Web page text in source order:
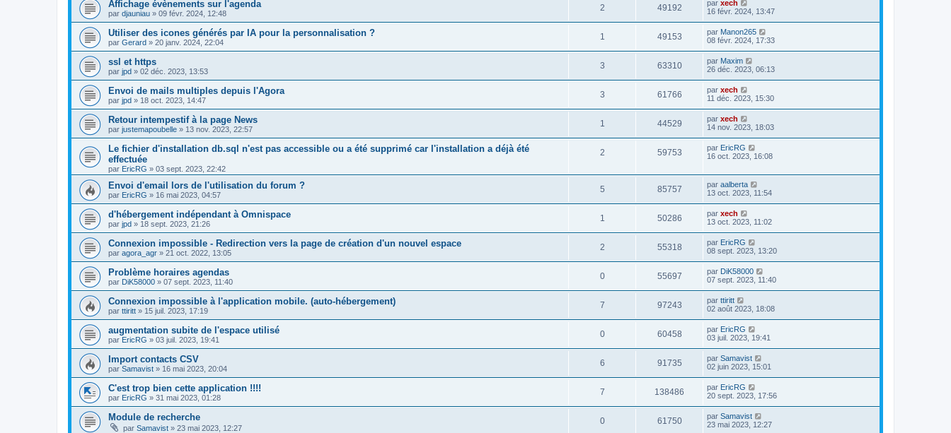
Affichage évènements sur l'agenda
par djauniau » 09 févr. 2024, 12:48
2 49192 par xech
16 févr. 2024, 13:47
Utiliser des icones générés par IA pour la personnalisation ?
par Gerard » 20 janv. 2024, 22:04
1 49153 par Manon265
08 févr. 2024, 17:33
ssl et https
par jpd » 02 déc. 2023, 13:53
3 63310 par Maxim
26 déc. 2023, 06:13
Envoi de mails multiples depuis l'Agora
par jpd » 18 oct. 2023, 14:47
3 61766 par xech
11 déc. 2023, 15:30
Retour intempestif à la page News
par justemapoubelle » 13 nov. 2023, 22:57
1 44529 par xech
14 nov. 2023, 18:03
Le fichier d'installation db.sql n'est pas accessible ou a été supprimé car l'installation a déjà été
effectuée
par EricRG » 03 sept. 2023, 22:42
2 59753 par EricRG
16 oct. 2023, 16:08
Envoi d'email lors de l'utilisation du forum ?
par EricRG » 16 mai 2023, 04:57
5 85757 par aalberta
13 oct. 2023, 11:54
d'hébergement indépendant à Omnispace
par jpd » 18 sept. 2023, 21:26
1 50286 par xech
13 oct. 2023, 11:02
Connexion impossible - Redirection vers la page de création d'un nouvel espace
par agora_agr » 21 oct. 2022, 13:05
2 55318 par EricRG
08 sept. 2023, 13:20
Problème horaires agendas
par DiK58000 » 07 sept. 2023, 11:40
0 55697 par DiK58000
07 sept. 2023, 11:40
Connexion impossible à l'application mobile. (auto-hébergement)
par ttiritt » 15 juil. 2023, 17:19
7 97243 par ttiritt
02 août 2023, 18:08
augmentation subite de l'espace utilisé
par EricRG » 03 juil. 2023, 19:41
0 60458 par EricRG
03 juil. 2023, 19:41
Import contacts CSV
par Samavist » 16 mai 2023, 20:04
6 91735 par Samavist
02 juin 2023, 15:01
C'est trop bien cette application !!!!
par EricRG » 31 mai 2023, 01:28
7 138486 par EricRG
20 sept. 2023, 17:56
Module de recherche
par Samavist » 23 mai 2023, 12:27
0 61750 par Samavist
23 mai 2023, 12:27